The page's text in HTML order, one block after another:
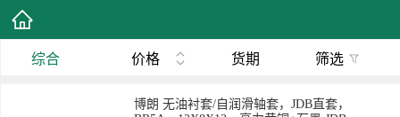
综合 价格 货期 筛选
博朗 无油衬套/自润滑轴套，JDB直套，